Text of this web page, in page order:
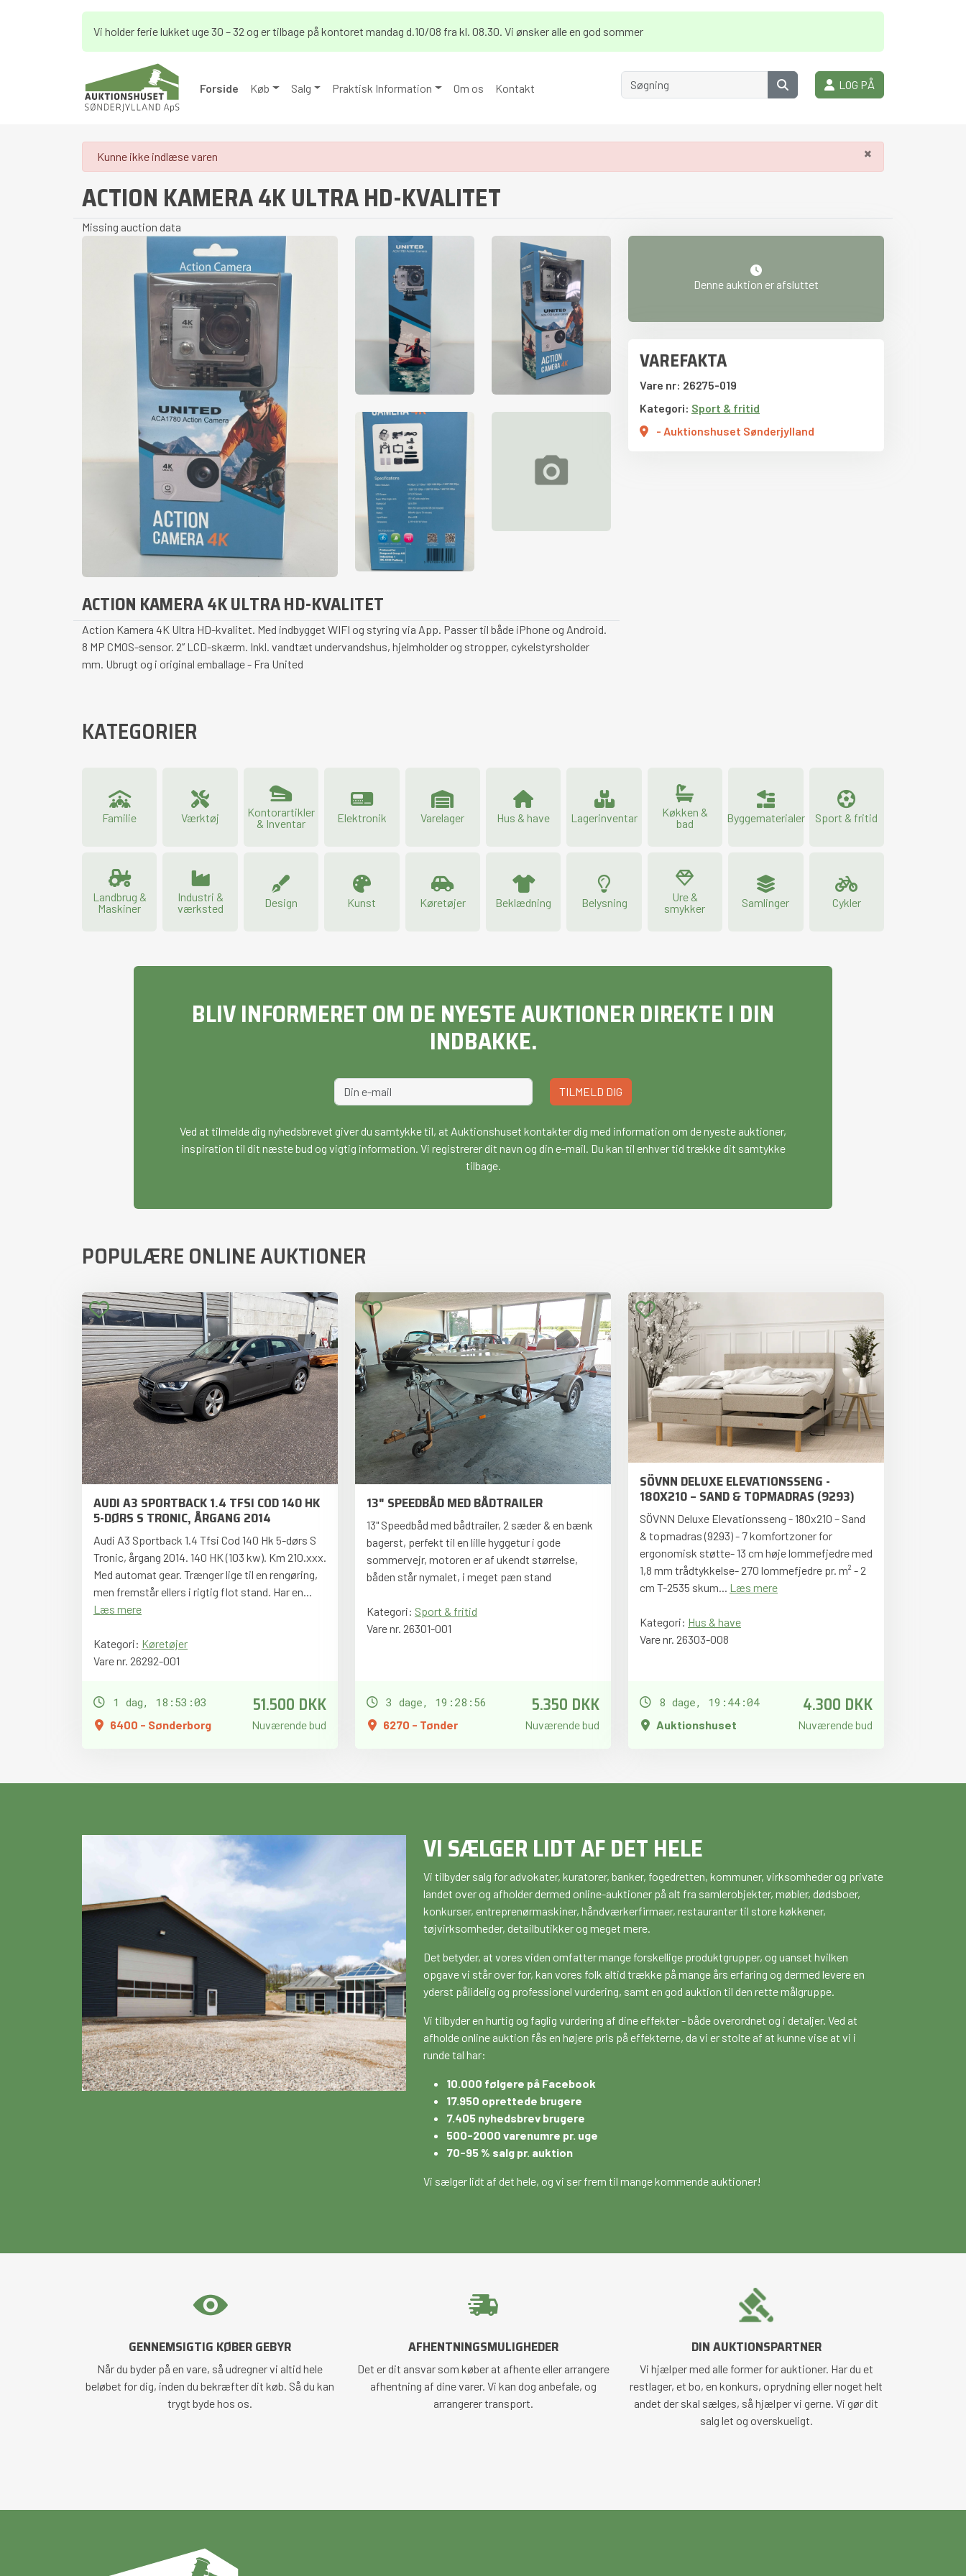
Vi holder ferie lukket uge 30 – 32 og er tilbage på kontoret mandag d.10/08 fra kl. 08.30. Vi ønsker alle en god sommer
Forside Køb Salg Praktisk Information Om os Kontakt LOG PÅ
×
danger
Kunne ikke indlæse varen
ACTION KAMERA 4K ULTRA HD-KVALITET
Missing auction data
ACTION KAMERA 4K ULTRA HD-KVALITET
Action Kamera 4K Ultra HD-kvalitet. Med indbygget WIFI og styring via App. Passer til både iPhone og Android.
8 MP CMOS-sensor. 2” LCD-skærm. Inkl. vandtæt undervandshus, hjelmholder og stropper, cykelstyrsholder
mm. Ubrugt og i original emballage - Fra United
Denne auktion er afsluttet
VAREFAKTA
Vare nr: 26275-019
Kategori: Sport & fritid
- Auktionshuset Sønderjylland
KATEGORIER
Familie Værktøj
Kontorartikler
& Inventar
Elektronik Varelager Hus & have Lagerinventar
Køkken &
bad
Byggematerialer Sport & fritid
Landbrug &
Maskiner
Industri &
værksted
Design Kunst Køretøjer Beklædning Belysning
Ure &
smykker
Samlinger Cykler
BLIV INFORMERET OM DE NYESTE AUKTIONER DIREKTE I DIN
INDBAKKE.
TILMELD DIG
Ved at tilmelde dig nyhedsbrevet giver du samtykke til, at Auktionshuset kontakter dig med information om de nyeste auktioner,
inspiration til dit næste bud og vigtig information. Vi registrerer dit navn og din e-mail. Du kan til enhver tid trække dit samtykke
tilbage.
POPULÆRE ONLINE AUKTIONER
AUDI A3 SPORTBACK 1.4 TFSI COD 140 HK
5-DØRS S TRONIC, ÅRGANG 2014
Audi A3 Sportback 1.4 Tfsi Cod 140 Hk 5-dørs S
Tronic, årgang 2014. 140 HK (103 kw). Km 210.xxx.
Med automat gear. Trænger lige til en rengøring,
men fremstår ellers i rigtig flot stand. Har en...
Læs mere
Kategori: Køretøjer
Vare nr. 26292-001
1 dag, 18:53:02
6400 - Sønderborg
51.500 DKK
Nuværende bud
13" SPEEDBÅD MED BÅDTRAILER
13" Speedbåd med bådtrailer, 2 sæder & en bænk
bagerst, perfekt til en lille hyggetur i gode
sommervejr, motoren er af ukendt størrelse,
båden står nymalet, i meget pæn stand
Kategori: Sport & fritid
Vare nr. 26301-001
3 dage, 19:28:55
6270 - Tønder
5.350 DKK
Nuværende bud
SÖVNN DELUXE ELEVATIONSSENG -
180X210 – SAND & TOPMADRAS (9293)
SÖVNN Deluxe Elevationsseng - 180x210 – Sand
& topmadras (9293) - 7 komfortzoner for
ergonomisk støtte- 13 cm høje lommefjedre med
1,8 mm trådtykkelse- 270 lommefjedre pr. m² - 2
cm T-2535 skum... Læs mere
Kategori: Hus & have
Vare nr. 26303-008
8 dage, 19:44:03
Auktionshuset
4.300 DKK
Nuværende bud
VI SÆLGER LIDT AF DET HELE
Vi tilbyder salg for advokater, kuratorer, banker, fogedretten, kommuner, virksomheder og private
landet over og afholder dermed online-auktioner på alt fra samlerobjekter, møbler, dødsboer,
konkurser, entreprenørmaskiner, håndværkerfirmaer, restauranter til store køkkener,
tøjvirksomheder, detailbutikker og meget mere.
Det betyder, at vores viden omfatter mange forskellige produktgrupper, og uanset hvilken
opgave vi står over for, kan vores folk altid trække på mange års erfaring og dermed levere en
yderst pålidelig og professionel vurdering, samt en god auktion til den rette målgruppe.
Vi tilbyder en hurtig og faglig vurdering af dine effekter - både overordnet og i detaljer. Ved at
afholde online auktion fås en højere pris på effekterne, da vi er stolte af at kunne vise at vi i
runde tal har:
10.000 følgere på Facebook
17.950 oprettede brugere
7.405 nyhedsbrev brugere
500-2000 varenumre pr. uge
70-95 % salg pr. auktion
Vi sælger lidt af det hele, og vi ser frem til mange kommende auktioner!
GENNEMSIGTIG KØBER GEBYR
Når du byder på en vare, så udregner vi altid hele
beløbet for dig, inden du bekræfter dit køb. Så du kan
trygt byde hos os.
AFHENTNINGSMULIGHEDER
Det er dit ansvar som køber at afhente eller arrangere
afhentning af dine varer. Vi kan dog anbefale, og
arrangerer transport.
DIN AUKTIONSPARTNER
Vi hjælper med alle former for auktioner. Har du et
restlager, et bo, en konkurs, oprydning eller noget helt
andet der skal sælges, så hjælper vi gerne. Vi gør dit
salg let og overskueligt.